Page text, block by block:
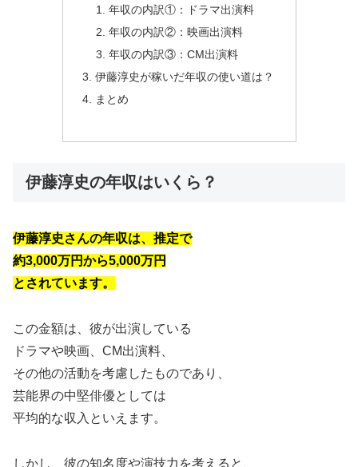
年収の内訳①：ドラマ出演料
年収の内訳②：映画出演料
年収の内訳③：CM出演料
伊藤淳史が稼いだ年収の使い道は？
まとめ
伊藤淳史の年収はいくら？
伊藤淳史さんの年収は、推定で
約3,000万円から5,000万円
とされています。
この金額は、彼が出演している
ドラマや映画、CM出演料、
その他の活動を考慮したものであり、
芸能界の中堅俳優としては
平均的な収入といえます。
しかし、彼の知名度や演技力を考えると、